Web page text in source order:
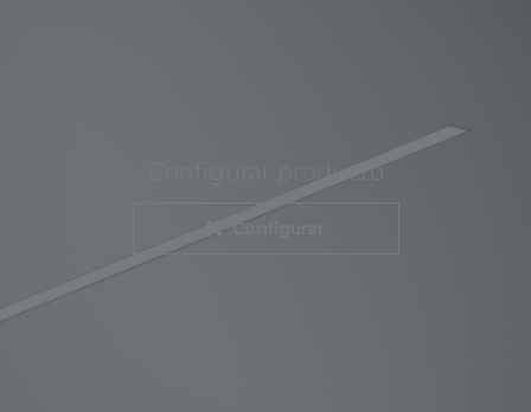
Configurar producto
Configurar